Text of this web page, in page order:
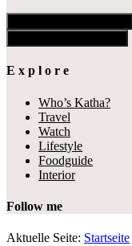
E x p l o r e
Who’s Katha?
Travel
Watch
Lifestyle
Foodguide
Interior
Follow me
Aktuelle Seite: Startseite